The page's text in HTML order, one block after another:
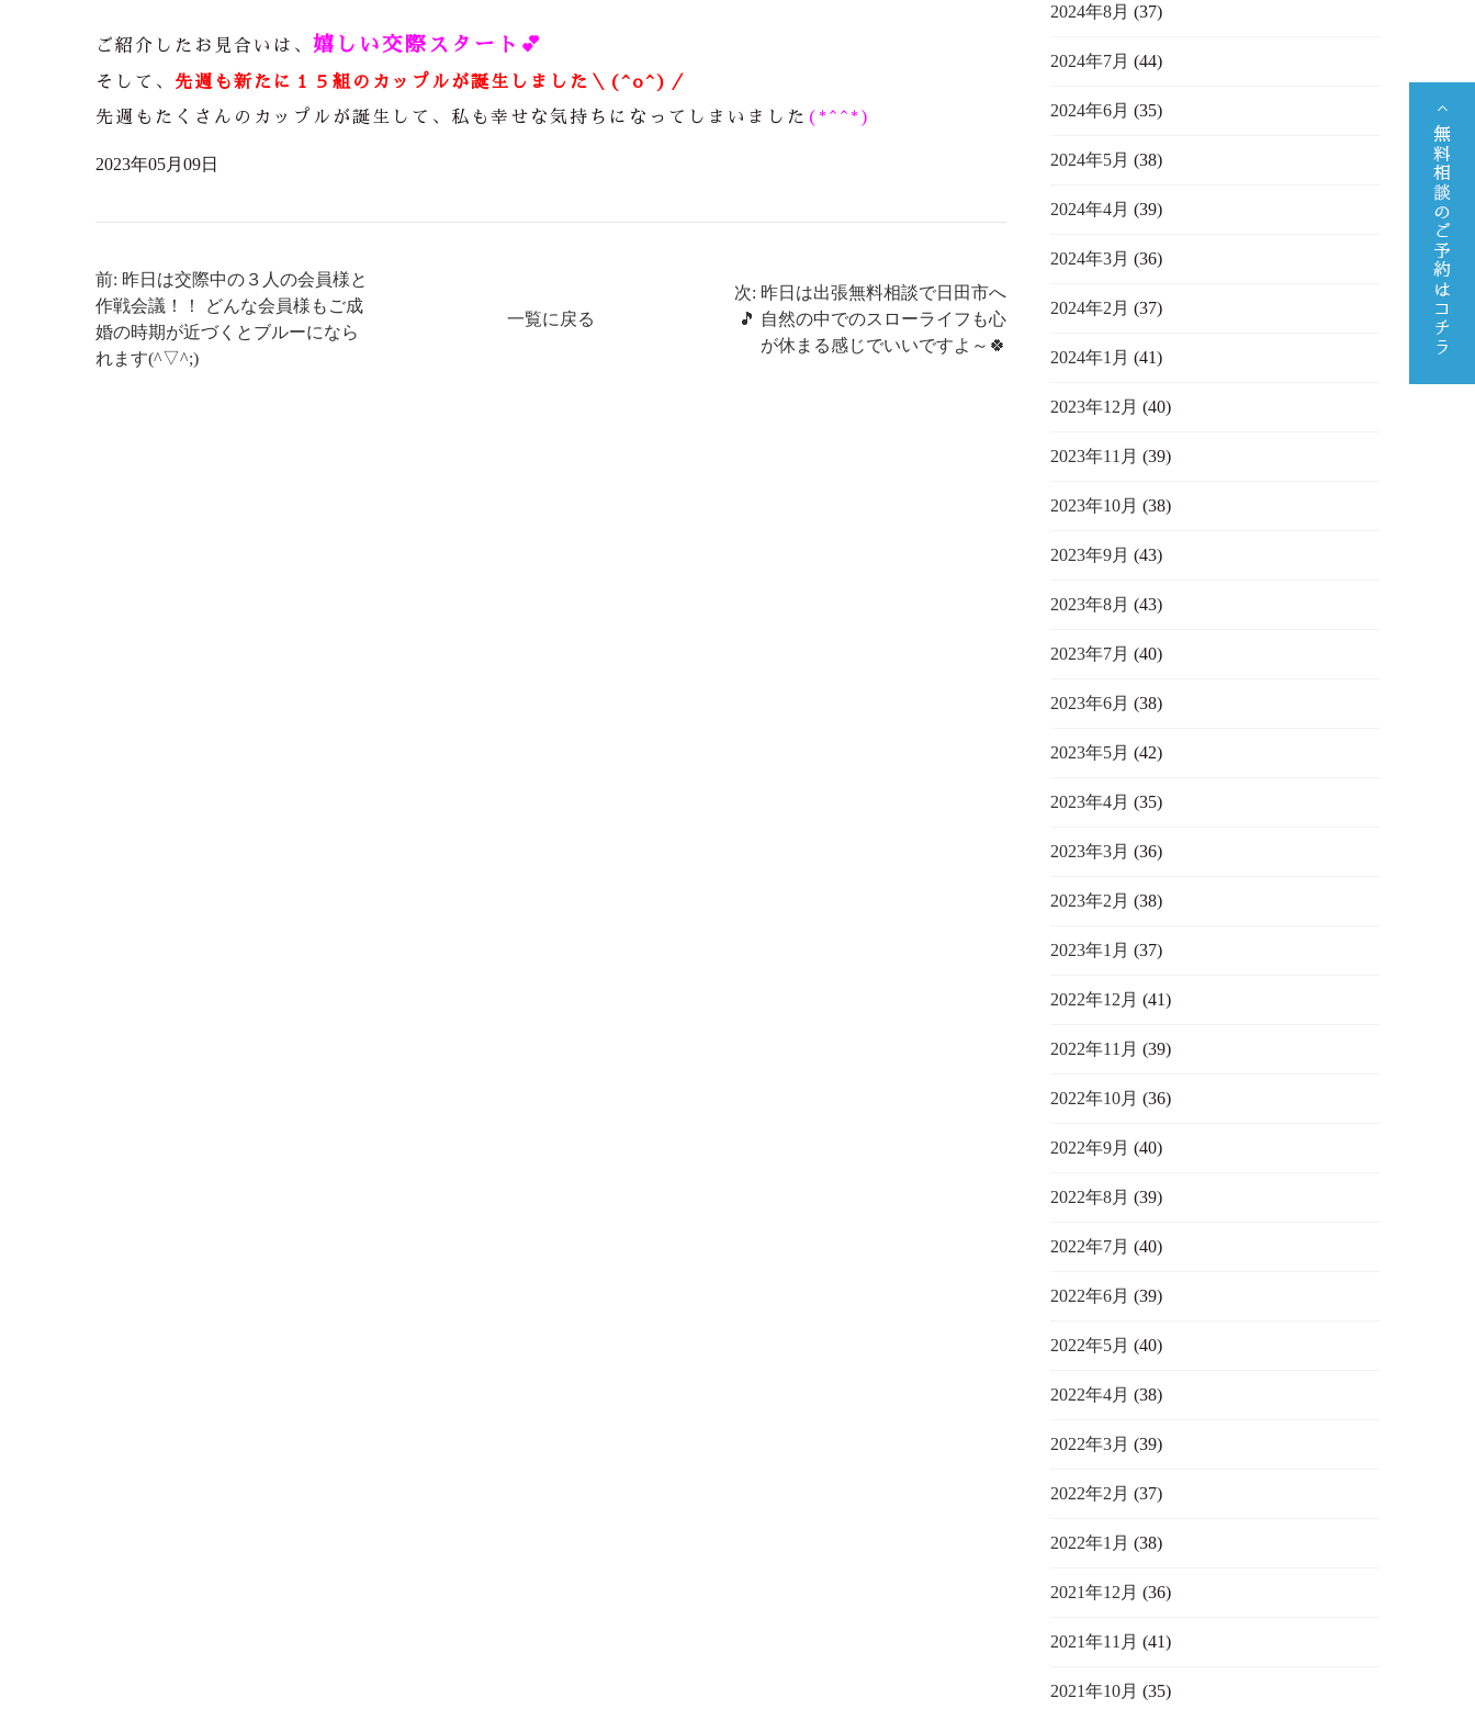
ご紹介したお見合いは、 嬉しい交際スタート 💕
そして、 先週も新たに１５組のカップルが誕生しました＼(^o^)／
先週もたくさんのカップルが誕生して、私も幸せな気持ちになってしまいました (*^^*)
2023年05月09日
前: 昨日は交際中の３人の会員様と
作戦会議！！ どんな会員様もご成
婚の時期が近づくとブルーになら
れます(^▽^;)
一覧に戻る
次: 昨日は出張無料相談で日田市へ
🎵 自然の中でのスローライフも心
が休まる感じでいいですよ～🍀
2024年8月 (37)
2024年7月 (44)
2024年6月 (35)
2024年5月 (38)
2024年4月 (39)
2024年3月 (36)
2024年2月 (37)
2024年1月 (41)
2023年12月 (40)
2023年11月 (39)
2023年10月 (38)
2023年9月 (43)
2023年8月 (43)
2023年7月 (40)
2023年6月 (38)
2023年5月 (42)
2023年4月 (35)
2023年3月 (36)
2023年2月 (38)
2023年1月 (37)
2022年12月 (41)
2022年11月 (39)
2022年10月 (36)
2022年9月 (40)
2022年8月 (39)
2022年7月 (40)
2022年6月 (39)
2022年5月 (40)
2022年4月 (38)
2022年3月 (39)
2022年2月 (37)
2022年1月 (38)
2021年12月 (36)
2021年11月 (41)
2021年10月 (35)